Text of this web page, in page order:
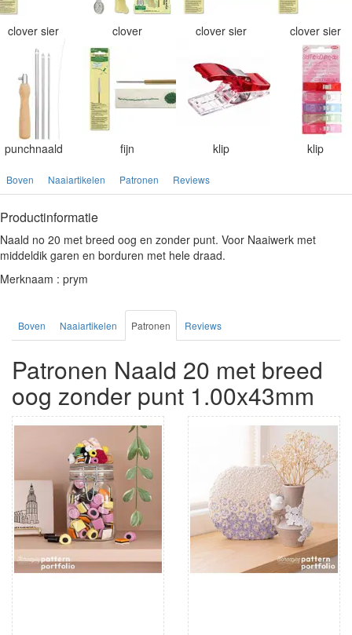
clover sier clover clover sier clover sier
punchnaald fijn klip klip
Boven Naaiartikelen Patronen Reviews
Productinformatie
Naald no 20 met breed oog en zonder punt. Voor Naaiwerk met
middeldik garen en borduren met hele draad.
Merknaam : prym
Boven Naaiartikelen Patronen Reviews
Patronen Naald 20 met breed
oog zonder punt 1.00x43mm